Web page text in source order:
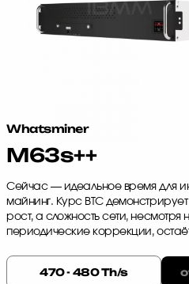
Whatsminer
M63s++
Сейчас — идеальное время для
майнинг. Курс BTC
рост, а сложность сети, несмотря
периодические коррекции,
Whatsminer M63s++ — это
470 - 480 Th/s